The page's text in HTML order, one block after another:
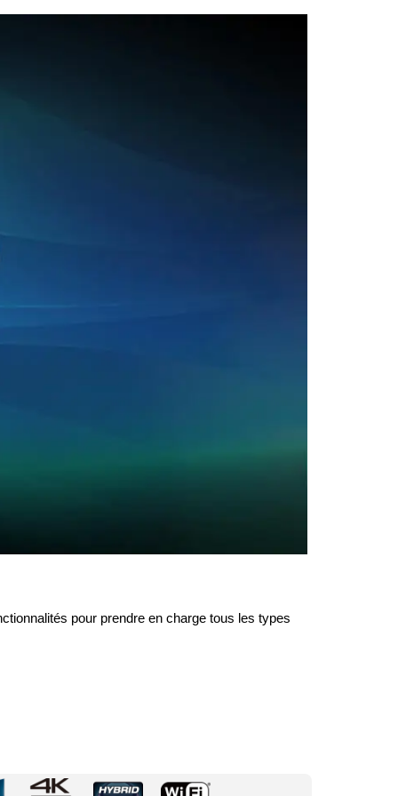
pour prendre en charge tous les types